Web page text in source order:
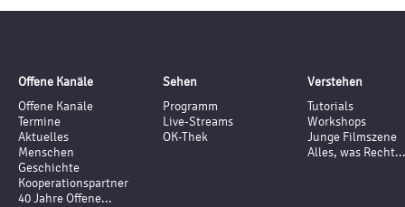
Offene Kanäle
Offene Kanäle
Termine
Aktuelles
Menschen
Geschichte
Kooperationspartner
40 Jahre Offene...
Sehen
Programm
Live-Streams
OK-Thek
Verstehen
Tutorials
Workshops
Junge Filmszene
Alles, was Recht...